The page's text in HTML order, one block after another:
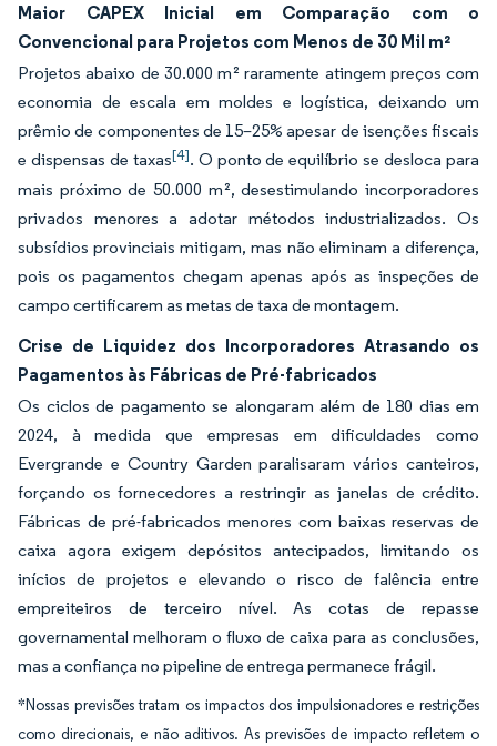
Maior CAPEX Inicial em Comparação com o
Convencional para Projetos com Menos de 30 Mil m²
Projetos abaixo de 30.000 m² raramente atingem preços com
economia de escala em moldes e logística, deixando um
prêmio de componentes de 15–25% apesar de isenções fiscais
e dispensas de taxas[4]. O ponto de equilíbrio se desloca para
mais próximo de 50.000 m², desestimulando incorporadores
privados menores a adotar métodos industrializados. Os
subsídios provinciais mitigam, mas não eliminam a diferença,
pois os pagamentos chegam apenas após as inspeções de
campo certificarem as metas de taxa de montagem.
Crise de Liquidez dos Incorporadores Atrasando os
Pagamentos às Fábricas de Pré-fabricados
Os ciclos de pagamento se alongaram além de 180 dias em
2024, à medida que empresas em dificuldades como
Evergrande e Country Garden paralisaram vários canteiros,
forçando os fornecedores a restringir as janelas de crédito.
Fábricas de pré-fabricados menores com baixas reservas de
caixa agora exigem depósitos antecipados, limitando os
inícios de projetos e elevando o risco de falência entre
empreiteiros de terceiro nível. As cotas de repasse
governamental melhoram o fluxo de caixa para as conclusões,
mas a confiança no pipeline de entrega permanece frágil.
*Nossas previsões tratam os impactos dos impulsionadores e restrições
como direcionais, e não aditivos. As previsões de impacto refletem o